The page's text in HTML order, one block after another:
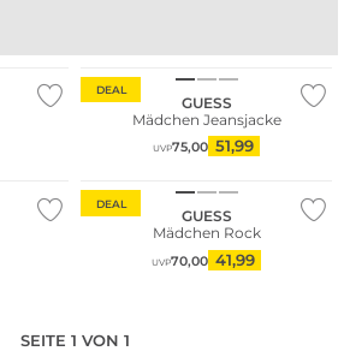
DEAL
GUESS
Mädchen Jeansjacke
UVP75,00 51,99
DEAL
GUESS
Mädchen Rock
UVP70,00 41,99
SEITE 1 VON 1